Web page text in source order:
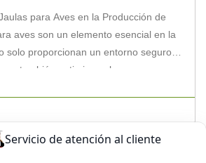
para Aves en la Producción de
aves son un elemento esencial en la
solo proporcionan un entorno seguro
también optimizan el proceso